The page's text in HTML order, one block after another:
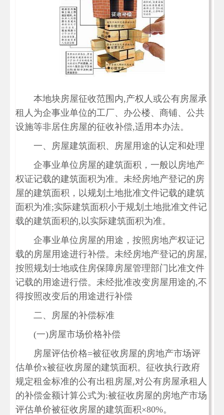
本地块房屋征收范围内,产权人或公有房屋承
租人为企事业单位的工厂、办公楼、商铺、公共
设施等非居住房屋的征收补偿,适用本办法。
一、房屋建筑面积、房屋用途的认定和处理
企事业单位房屋的建筑面积，一般以房地产
权证记载的建筑面积为准。未经房地产登记的房
屋的建筑面积，以规划土地批准文件记载的建筑
面积为准;实际建筑面积小于规划土地批准文件记
载的建筑面积的,以实际建筑面积为准。
企事业单位房屋的用途，按照房地产权证记
载的房屋用途进行补偿。未经房地产登记的房屋,
按照规划士地或住房保障房屋管理部门比准文件
记载的用途进行偿。未经批准改变房屋用途的,不
得按照改变后的用途进行补偿
二、房屋的补偿标准
(一)房屋市场价格补偿
房屋评估价格=被征收房屋的房地产市场评
估单价x被征收房屋的建筑面积。征收执行政府
规定租金标准的公有出租房屋,对公有房屋承租人
的补偿金额计算公式为:被征收房屋的房地产市场
评估单价被征收房屋的建筑面积×80%。